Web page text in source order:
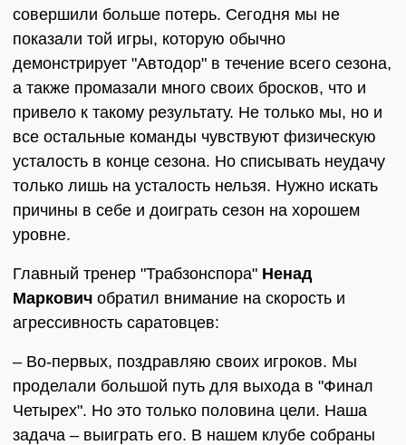
совершили больше потерь. Сегодня мы не
показали той игры, которую обычно
демонстрирует "Автодор" в течение всего сезона,
а также промазали много своих бросков, что и
привело к такому результату. Не только мы, но и
все остальные команды чувствуют физическую
усталость в конце сезона. Но списывать неудачу
только лишь на усталость нельзя. Нужно искать
причины в себе и доиграть сезон на хорошем
уровне.
Главный тренер "Трабзонспора" Ненад
Маркович обратил внимание на скорость и
агрессивность саратовцев:
– Во-первых, поздравляю своих игроков. Мы
проделали большой путь для выхода в "Финал
Четырех". Но это только половина цели. Наша
задача – выиграть его. В нашем клубе собраны